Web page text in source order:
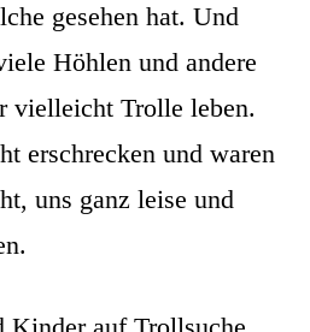
gesehen hat. Und
Höhlen und andere
vielleicht Trolle leben.
erschrecken und waren
uns ganz leise und